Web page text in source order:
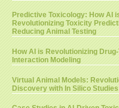
Predictive Toxicology: How AI
Revolutionizing Toxicity
Reducing Animal Testing
How AI is Revolutionizing
Interaction Modeling
Virtual Animal Models:
Discovery with In Silico Studies